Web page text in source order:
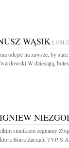
WĄSIK
odejść na zawsze, by
W dziesiątą,
smutkiem żegnamy
Biura Zarządu TVP